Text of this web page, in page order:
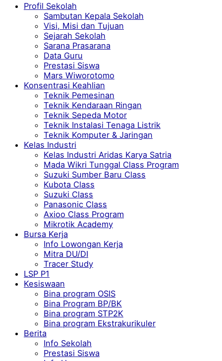
Profil Sekolah
Sambutan Kepala Sekolah
Visi, Misi dan Tujuan
Sejarah Sekolah
Sarana Prasarana
Data Guru
Prestasi Siswa
Mars Wiworotomo
Konsentrasi Keahlian
Teknik Pemesinan
Teknik Kendaraan Ringan
Teknik Sepeda Motor
Teknik Instalasi Tenaga Listrik
Teknik Komputer & Jaringan
Kelas Industri
Kelas Industri Aridas Karya Satria
Mada Wikri Tunggal Class Program
Suzuki Sumber Baru Class
Kubota Class
Suzuki Class
Panasonic Class
Axioo Class Program
Mikrotik Academy
Bursa Kerja
Info Lowongan Kerja
Mitra DU/DI
Tracer Study
LSP P1
Kesiswaan
Bina program OSIS
Bina Program BP/BK
Bina program STP2K
Bina program Ekstrakurikuler
Berita
Info Sekolah
Prestasi Siswa